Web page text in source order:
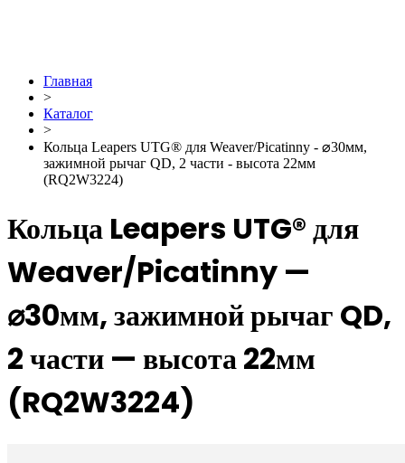
Главная
>
Каталог
>
Кольца Leapers UTG® для Weaver/Picatinny - ⌀30мм,
зажимной рычаг QD, 2 части - высота 22мм
(RQ2W3224)
Кольца Leapers UTG® для
Weaver/Picatinny —
⌀30мм, зажимной рычаг QD,
2 части — высота 22мм
(RQ2W3224)